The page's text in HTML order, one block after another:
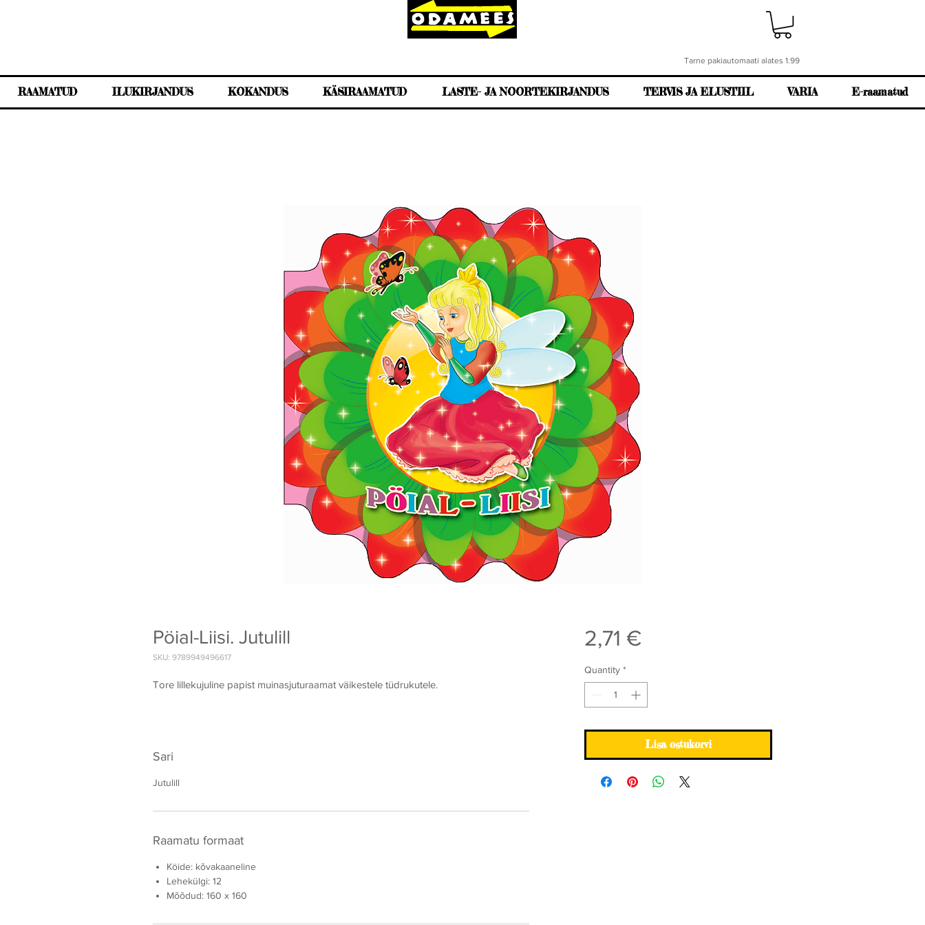
Tarne pakiautomaati alates 1.99
RAAMATUD ILUKIRJANDUS KOKANDUS KÄSIRAAMATUD LASTE- JA NOORTEKIRJANDUS TERVIS JA ELUSTIIL VARIA E-raamatud
Pöial-Liisi. Jutulill
SKU: 9789949496617
Tore lillekujuline papist muinasjuturaamat väikestele tüdrukutele.
Sari
Jutulill
Raamatu formaat
Köide: kõvakaaneline
Lehekülgi: 12
Mõõdud: 160 x 160
2,71 €Price
Quantity *
Lisa ostukorvi